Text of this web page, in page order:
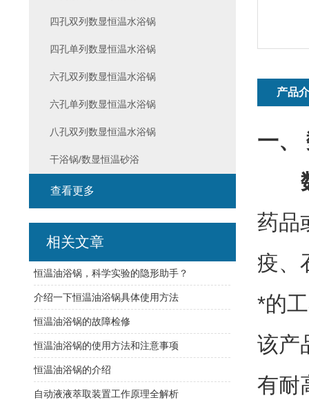
产品
一、
药品
疫、
*的
该产
有耐
四孔双列数显恒温水浴锅
四孔单列数显恒温水浴锅
六孔双列数显恒温水浴锅
六孔单列数显恒温水浴锅
八孔双列数显恒温水浴锅
干浴锅/数显恒温砂浴
查看更多
相关文章
恒温油浴锅，科学实验的隐形助手？
介绍一下恒温油浴锅具体使用方法
恒温油浴锅的故障检修
恒温油浴锅的使用方法和注意事项
恒温油浴锅的介绍
自动液液萃取装置工作原理全解析